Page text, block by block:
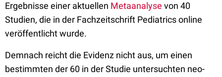
Ergebnisse einer aktuellen Metaanalyse von 40
Studien, die in der Fachzeitschrift Pediatrics online
veröffentlicht wurde.
Demnach reicht die Evidenz nicht aus, um einen
bestimmten der 60 in der Studie untersuchten neo-